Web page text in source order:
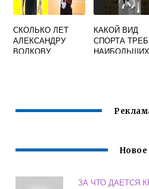
СКОЛЬКО ЛЕТ
АЛЕКСАНДРУ
ВОЛКОВУ
КАКОЙ ВИД
СПОРТА
НАИБОЛЬШИХ
Новое
ЗА ЧТО ДАЕТСЯ